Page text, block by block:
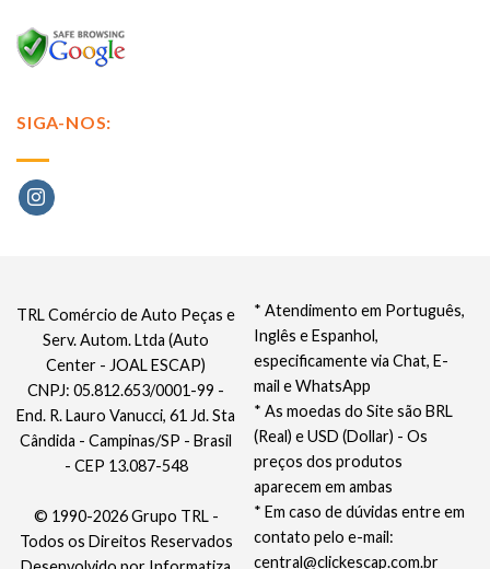
SIGA-NOS:
* Atendimento em Português,
Inglês e Espanhol,
especificamente via Chat, E-
mail e WhatsApp
* As moedas do Site são BRL
(Real) e USD (Dollar) - Os
preços dos produtos
aparecem em ambas
* Em caso de dúvidas entre em
contato pelo e-mail:
central@clickescap.com.br
TRL Comércio de Auto Peças e
Serv. Autom. Ltda (Auto
Center - JOAL ESCAP)
CNPJ: 05.812.653/0001-99 -
End. R. Lauro Vanucci, 61 Jd. Sta
Cândida - Campinas/SP - Brasil
- CEP 13.087-548
© 1990-2026 Grupo TRL -
Todos os Direitos Reservados